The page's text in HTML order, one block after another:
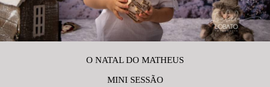
O NATAL DO MATHEUS
MINI SESSÃO